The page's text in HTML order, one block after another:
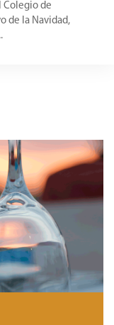
Colegio de
de la Navidad,